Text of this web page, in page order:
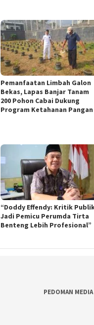
Pemanfaatan Limbah Galon
Bekas, Lapas Banjar Tanam
200 Pohon Cabai Dukung
Program Ketahanan Pangan
“Doddy Effendy: Kritik
Jadi Pemicu Perumda Tirta
Benteng Lebih Profesional”
PEDOMAN